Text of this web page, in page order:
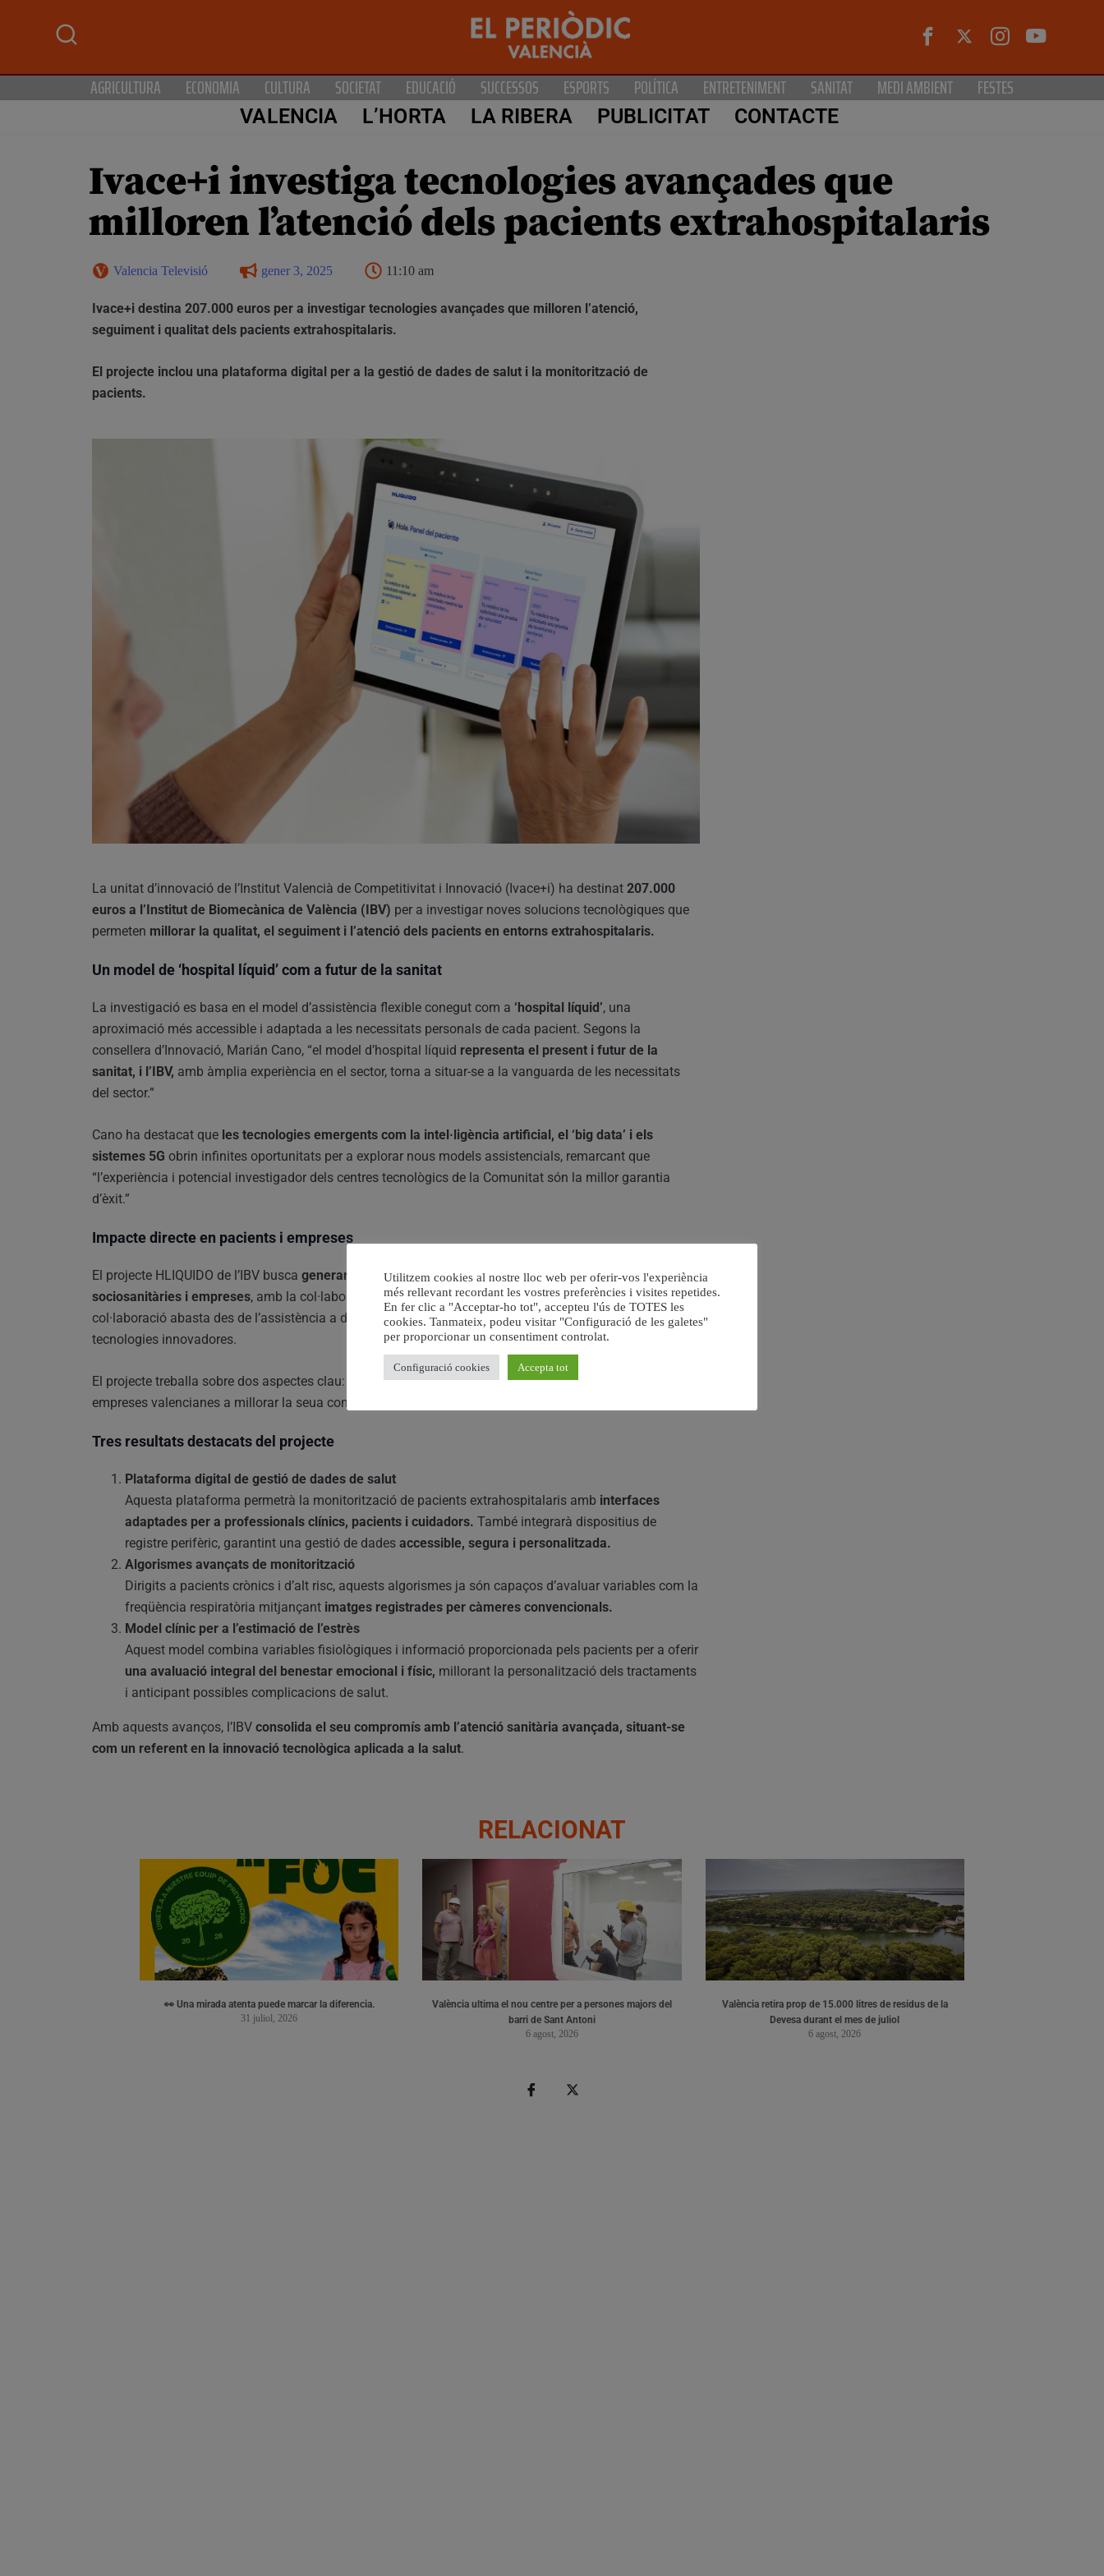
AGRICULTURA ECONOMIA CULTURA SOCIETAT EDUCACIÓ SUCCESSOS ESPORTS POLÍTICA ENTRETENIMENT SANITAT MEDI AMBIENT FESTES
VALENCIA L’HORTA LA RIBERA PUBLICITAT CONTACTE
Ivace+i investiga tecnologies avançades que
milloren l’atenció dels pacients extrahospitalaris
Valencia Televisió gener 3, 2025 11:10 am
Ivace+i destina 207.000 euros per a investigar tecnologies avançades que milloren l’atenció,
seguiment i qualitat dels pacients extrahospitalaris.
El projecte inclou una plataforma digital per a la gestió de dades de salut i la monitorització de
pacients.
La unitat d’innovació de l’Institut Valencià de Competitivitat i Innovació (Ivace+i) ha destinat 207.000
euros a l’Institut de Biomecànica de València (IBV) per a investigar noves solucions tecnològiques que
permeten millorar la qualitat, el seguiment i l’atenció dels pacients en entorns extrahospitalaris.
Un model de ‘hospital líquid’ com a futur de la sanitat
La investigació es basa en el model d’assistència flexible conegut com a ‘hospital líquid’, una
aproximació més accessible i adaptada a les necessitats personals de cada pacient. Segons la
consellera d’Innovació, Marián Cano, “el model d’hospital líquid representa el present i futur de la
sanitat, i l’IBV, amb àmplia experiència en el sector, torna a situar-se a la vanguarda de les necessitats
del sector.”
Cano ha destacat que les tecnologies emergents com la intel·ligència artificial, el ‘big data’ i els
sistemes 5G obrin infinites oportunitats per a explorar nous models assistencials, remarcant que
“l’experiència i potencial investigador dels centres tecnològics de la Comunitat són la millor garantia
d’èxit.”
Impacte directe en pacients i empreses
El projecte HLIQUIDO de l’IBV busca generar un impacte directe en pacients, organitzacions
sociosanitàries i empreses, amb la col·laboració d’empreses del sector salut i tecnològic. Aquesta
col·laboració abasta des de l’assistència a domicili fins a la monitorització i desenvolupament de
tecnologies innovadores.
El projecte treballa sobre dos aspectes clau: l’estrès i la fragilitat física , amb l’objectiu d’ajudar les
empreses valencianes a millorar la seua competitivitat tant en el mercat estatal com internacional.
Tres resultats destacats del projecte
Plataforma digital de gestió de dades de salut
Aquesta plataforma permetrà la monitorització de pacients extrahospitalaris amb interfaces
adaptades per a professionals clínics, pacients i cuidadors. També integrarà dispositius de
registre perifèric, garantint una gestió de dades accessible, segura i personalitzada.
Algorismes avançats de monitorització
Dirigits a pacients crònics i d’alt risc, aquests algorismes ja són capaços d’avaluar variables com la
freqüència respiratòria mitjançant imatges registrades per càmeres convencionals.
Model clínic per a l’estimació de l’estrès
Aquest model combina variables fisiològiques i informació proporcionada pels pacients per a oferir
una avaluació integral del benestar emocional i físic, millorant la personalització dels tractaments
i anticipant possibles complicacions de salut.
Amb aquests avanços, l’IBV consolida el seu compromís amb l’atenció sanitària avançada, situant-se
com un referent en la innovació tecnològica aplicada a la salut.
RELACIONAT
👀 Una mirada atenta puede marcar la diferencia.
31 juliol, 2026
València ultima el nou centre per a persones majors del
barri de Sant Antoni
6 agost, 2026
València retira prop de 15.000 litres de residus de la
Devesa durant el mes de juliol
6 agost, 2026
Utilitzem cookies al nostre lloc web per oferir-vos l'experiència
més rellevant recordant les vostres preferències i visites repetides.
En fer clic a "Acceptar-ho tot", accepteu l'ús de TOTES les
cookies. Tanmateix, podeu visitar "Configuració de les galetes"
per proporcionar un consentiment controlat.
Configuració cookies Accepta tot